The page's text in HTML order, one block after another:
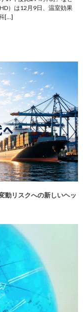
）は12月9日、温室効果
[…]
動リスクへの新しいヘッ